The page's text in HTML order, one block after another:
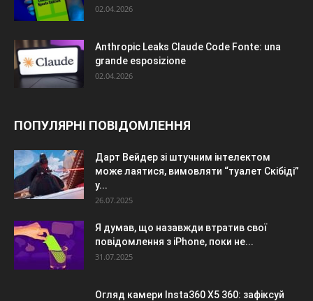
02.04.2026
Anthropic Leaks Claude Code Fonte: una
grande esposizione
02.04.2026
ПОПУЛЯРНІ ПОВІДОМЛЕННЯ
Дарт Вейдер зі штучним інтелектом
може лаятися, вимовляти “туалет Скібіді”
у...
26.07.2025
Я думав, що назавжди втратив свої
повідомлення з iPhone, поки не...
31.07.2025
Огляд камери Insta360 X5 360: зафіксуй